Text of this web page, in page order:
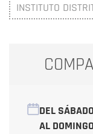
INSTITUTO
DEL SÁBADO
AL DOMINGO